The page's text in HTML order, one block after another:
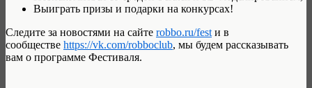
Выиграть призы и подарки на конкурсах!
Следите за новостями на сайте robbo.ru/fest и в
сообществе https://vk.com/robboclub, мы будем рассказывать
вам о программе Фестиваля.